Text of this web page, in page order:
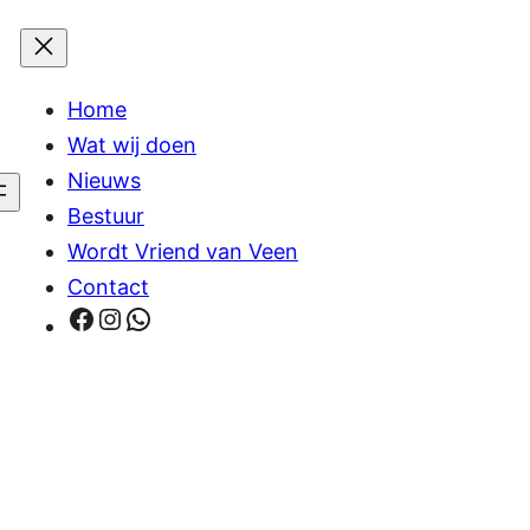
Home
Wat wij doen
Nieuws
Bestuur
Wordt Vriend van Veen
Contact
Facebook
Instagram
WhatsApp